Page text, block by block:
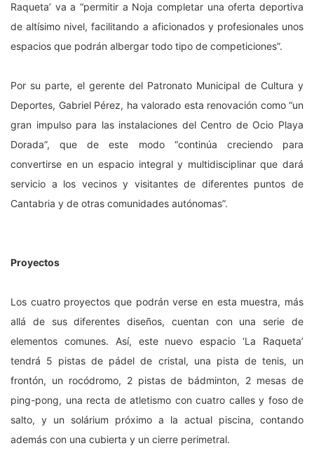
Raqueta’ va a “permitir a Noja completar una oferta deportiva
de altísimo nivel, facilitando a aficionados y profesionales unos
espacios que podrán albergar todo tipo de competiciones”.
Por su parte, el gerente del Patronato Municipal de Cultura y
Deportes, Gabriel Pérez, ha valorado esta renovación como “un
gran impulso para las instalaciones del Centro de Ocio Playa
Dorada”, que de este modo “continúa creciendo para
convertirse en un espacio integral y multidisciplinar que dará
servicio a los vecinos y visitantes de diferentes puntos de
Cantabria y de otras comunidades autónomas”.
Proyectos
Los cuatro proyectos que podrán verse en esta muestra, más
allá de sus diferentes diseños, cuentan con una serie de
elementos comunes. Así, este nuevo espacio ‘La Raqueta’
tendrá 5 pistas de pádel de cristal, una pista de tenis, un
frontón, un rocódromo, 2 pistas de bádminton, 2 mesas de
ping-pong, una recta de atletismo con cuatro calles y foso de
salto, y un solárium próximo a la actual piscina, contando
además con una cubierta y un cierre perimetral.